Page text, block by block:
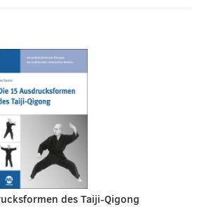
des Taiji-Qigong